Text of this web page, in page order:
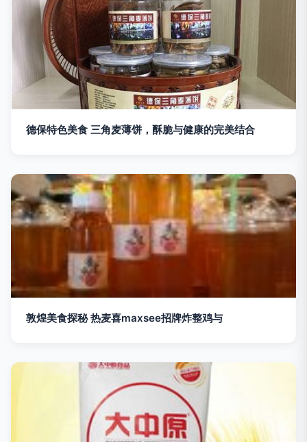
德保特色美食 三角麦薄饼，酥脆与健康的完美结合
敦煌美食探秘 热麦喜maxsee招牌炸整鸡与